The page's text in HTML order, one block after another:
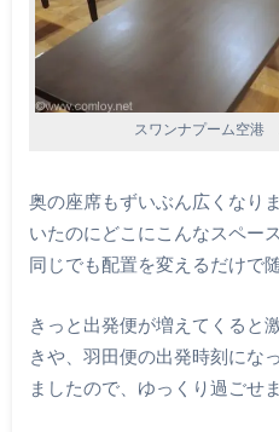
スワンナプーム空港
奥の座席もずいぶん広くなり
いたのにどこにこんなスペー
同じでも配置を変えるだけで
きっと出発便が増えてくると
きや、羽田便の出発時刻にな
ましたので、ゆっくり過ごせま